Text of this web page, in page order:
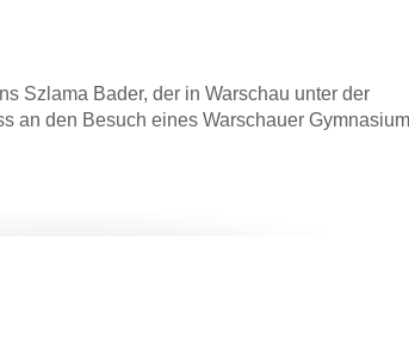
Szlama Bader, der in Warschau unter der
an den Besuch eines Warschauer